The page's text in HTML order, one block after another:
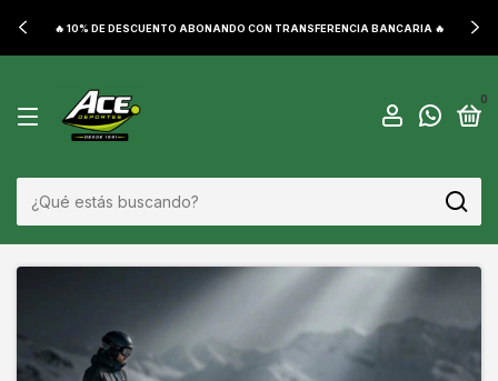
🔥 10% DE DESCUENTO ABONANDO CON TRANSFERENCIA BANCARIA 🔥
0